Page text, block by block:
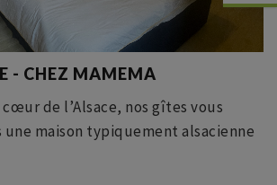
- CHEZ MAMEMA
de l’Alsace, nos gîtes vous
maison typiquement alsacienne